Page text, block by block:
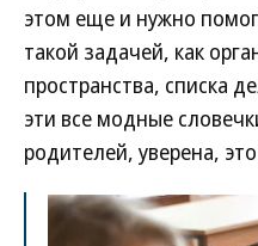
этом еще и нужно
такой задачей, как
пространства, списка
эти все модные
родителей, уверена,